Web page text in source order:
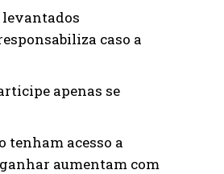
caso a
apenas se
tenham acesso a
aumentam com